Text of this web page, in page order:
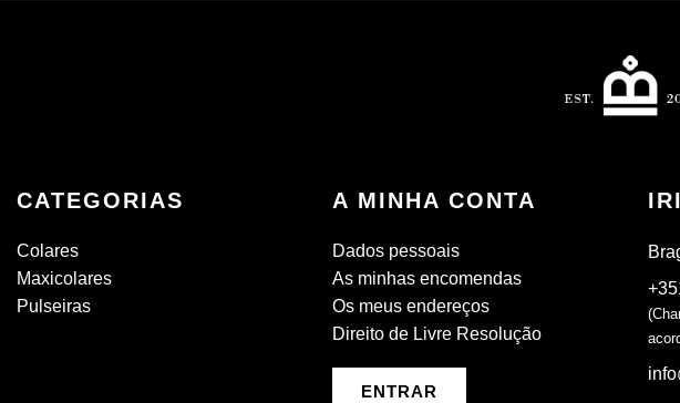
CATEGORIAS
Colares
Maxicolares
Pulseiras
A MINHA CONTA
Dados pessoais
As minhas encomendas
Os meus endereços
Direito de Livre Resolução
ENTRAR